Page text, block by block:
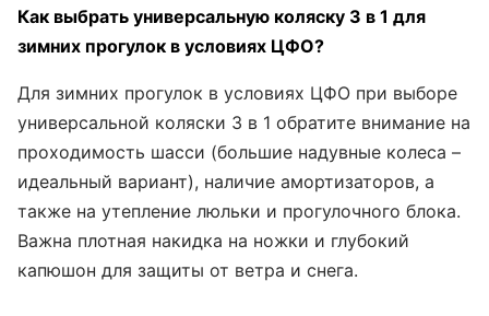
Как выбрать универсальную коляску 3 в 1 для
зимних прогулок в условиях ЦФО?
Для зимних прогулок в условиях ЦФО при выборе
универсальной коляски 3 в 1 обратите внимание на
проходимость шасси (большие надувные колеса –
идеальный вариант), наличие амортизаторов, а
также на утепление люльки и прогулочного блока.
Важна плотная накидка на ножки и глубокий
капюшон для защиты от ветра и снега.